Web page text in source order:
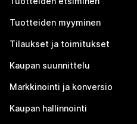
Tuotteiden myyminen
Tilaukset ja toimitukset
Kaupan suunnittelu
Markkinointi ja konversio
Kaupan hallinnointi